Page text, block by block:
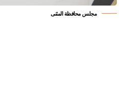
مجلس محافظة المثنى